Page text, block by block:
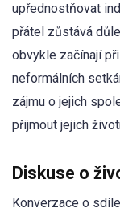
upřednostňovat
přátel zůstává
obvykle začínají
neformálních
zájmu o jejich
přijmout jejich
Diskuse o
Konverzace o